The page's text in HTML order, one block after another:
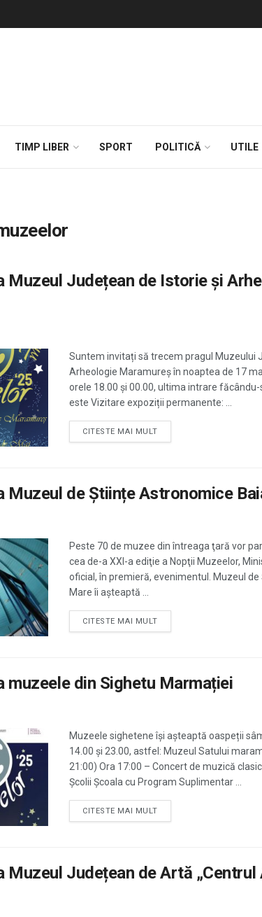
TIMP LIBER SPORT POLITICĂ UTILE
Muzeul Județean de Istorie și
Suntem invitați să trecem pragul Muzeului
Arheologie Maramureș în noaptea de 17
orele 18.00 și 00.00, ultima intrare
este Vizitare expoziții permanente: ...
CITESTE MAI MULT
Muzeul de Științe Astronomice
Peste 70 de muzee din întreaga ţară vor
cea de-a XXI-a ediţie a Nopţii Muzeelor,
oficial, în premieră, evenimentul. Muzeul
Mare îi așteaptă ...
CITESTE MAI MULT
muzeele din Sighetu Marmației
Muzeele sighetene își așteaptă oaspeții
14.00 și 23.00, astfel: Muzeul Satului
21:00) Ora 17:00 – Concert de muzică
Școlii Școala cu Program Suplimentar ...
CITESTE MAI MULT
Muzeul Județean de Artă